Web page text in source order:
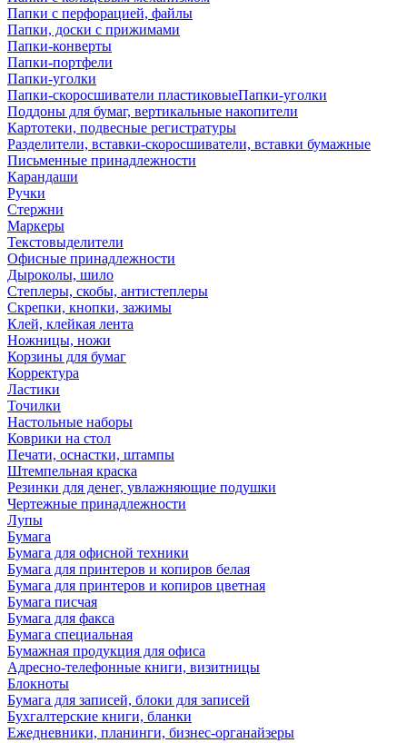
Папки с перфорацией, файлы
Папки, доски с прижимами
Папки-конверты
Папки-портфели
Папки-уголки
Папки-скоросшиватели пластиковыеПапки-уголки
Поддоны для бумаг, вертикальные накопители
Картотеки, подвесные регистратуры
Разделители, вставки-скоросшиватели, вставки бумажные
Письменные принадлежности
Карандаши
Ручки
Стержни
Маркеры
Текстовыделители
Офисные принадлежности
Дыроколы, шило
Степлеры, скобы, антистеплеры
Скрепки, кнопки, зажимы
Клей, клейкая лента
Ножницы, ножи
Корзины для бумаг
Корректура
Ластики
Точилки
Настольные наборы
Коврики на стол
Печати, оснастки, штампы
Штемпельная краска
Резинки для денег, увлажняющие подушки
Чертежные принадлежности
Лупы
Бумага
Бумага для офисной техники
Бумага для принтеров и копиров белая
Бумага для принтеров и копиров цветная
Бумага писчая
Бумага для факса
Бумага специальная
Бумажная продукция для офиса
Адресно-телефонные книги, визитницы
Блокноты
Бумага для записей, блоки для записей
Бухгалтерские книги, бланки
Ежедневники, планинги, бизнес-органайзеры